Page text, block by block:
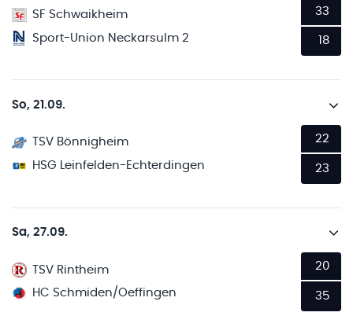
SF Schwaikheim
Sport-Union Neckarsulm 2
33
18
So, 21.09.
TSV Bönnigheim
HSG Leinfelden-Echterdingen
22
23
Sa, 27.09.
TSV Rintheim
HC Schmiden/Oeffingen
20
35